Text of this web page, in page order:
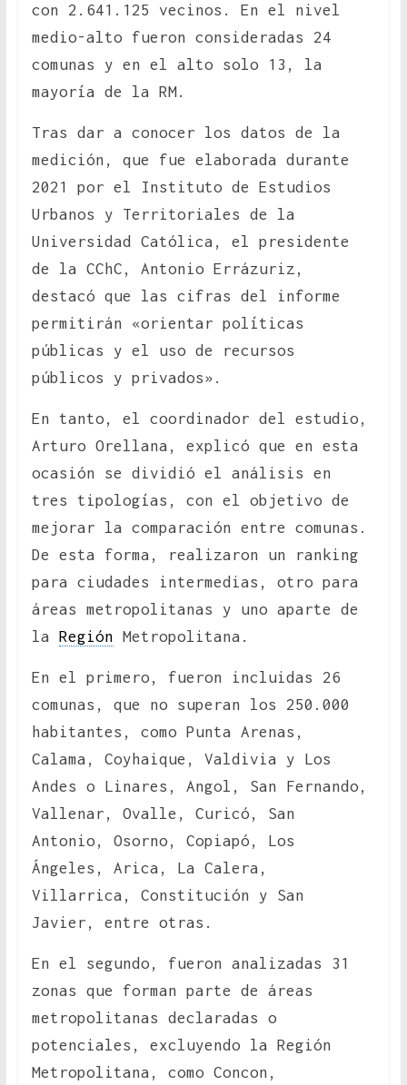
con 2.641.125 vecinos. En el nivel
medio-alto fueron consideradas 24
comunas y en el alto solo 13, la
mayoría de la RM.
Tras dar a conocer los datos de la
medición, que fue elaborada durante
2021 por el Instituto de Estudios
Urbanos y Territoriales de la
Universidad Católica, el presidente
de la CChC, Antonio Errázuriz,
destacó que las cifras del informe
permitirán «orientar políticas
públicas y el uso de recursos
públicos y privados».
En tanto, el coordinador del estudio,
Arturo Orellana, explicó que en esta
ocasión se dividió el análisis en
tres tipologías, con el objetivo de
mejorar la comparación entre comunas.
De esta forma, realizaron un ranking
para ciudades intermedias, otro para
áreas metropolitanas y uno aparte de
la Región Metropolitana.
En el primero, fueron incluidas 26
comunas, que no superan los 250.000
habitantes, como Punta Arenas,
Calama, Coyhaique, Valdivia y Los
Andes o Linares, Angol, San Fernando,
Vallenar, Ovalle, Curicó, San
Antonio, Osorno, Copiapó, Los
Ángeles, Arica, La Calera,
Villarrica, Constitución y San
Javier, entre otras.
En el segundo, fueron analizadas 31
zonas que forman parte de áreas
metropolitanas declaradas o
potenciales, excluyendo la Región
Metropolitana, como Concon,